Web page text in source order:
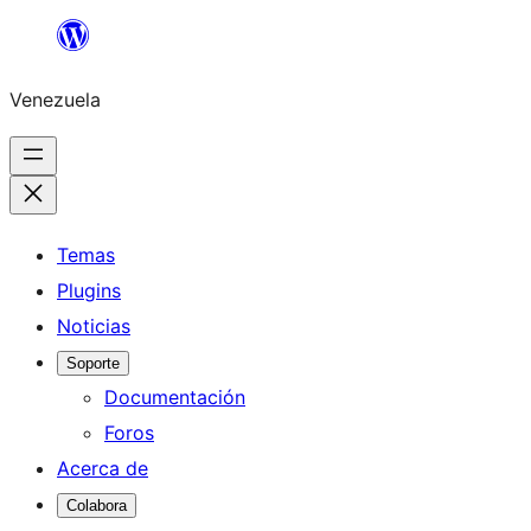
Saltar
contenido
Venezuela
Temas
Plugins
Noticias
Soporte
Documentación
Foros
Acerca de
Colabora